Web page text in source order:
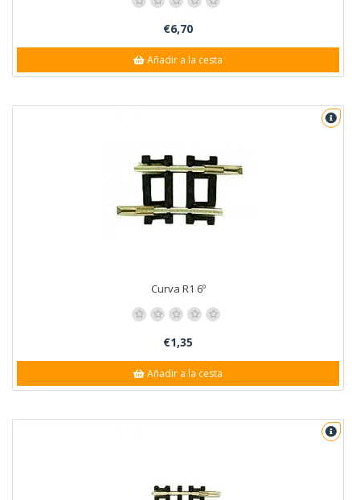
€6,70
Añadir a la cesta
Curva R1 6º
€1,35
Añadir a la cesta